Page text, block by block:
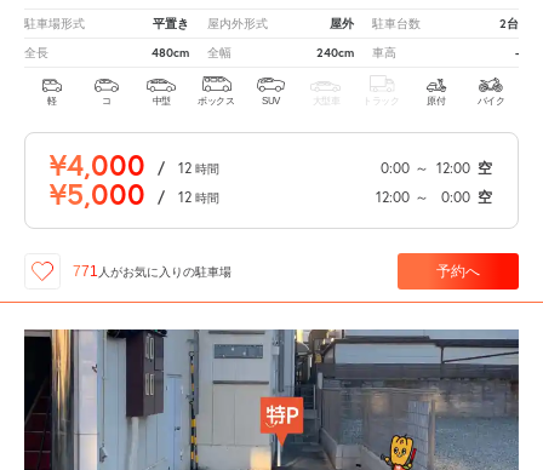
駐車場形式 平置き 屋内外形式 屋外 駐車台数 2台
全長 480cm 全幅 240cm 車高 -
軽 コ 中型 ボックス SUV 大型車 トラック 原付 バイク
¥4,000 / 12 時間 0:00 ～ 12:00 空
¥5,000 / 12 時間 12:00 ～ 0:00 空
771 人がお気に入りの駐車場 予約へ